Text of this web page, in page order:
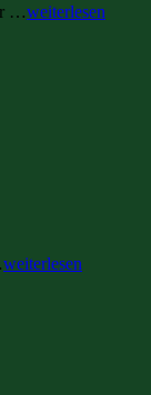
…weiterlesen
weiterlesen